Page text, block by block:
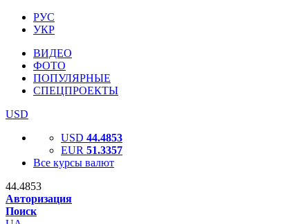
РУС
УКР
ВИДЕО
ФОТО
ПОПУЛЯРНЫЕ
СПЕЦПРОЕКТЫ
USD
USD 44.4853
EUR 51.3357
Все курсы валют
44.4853
Авторизация
Поиск